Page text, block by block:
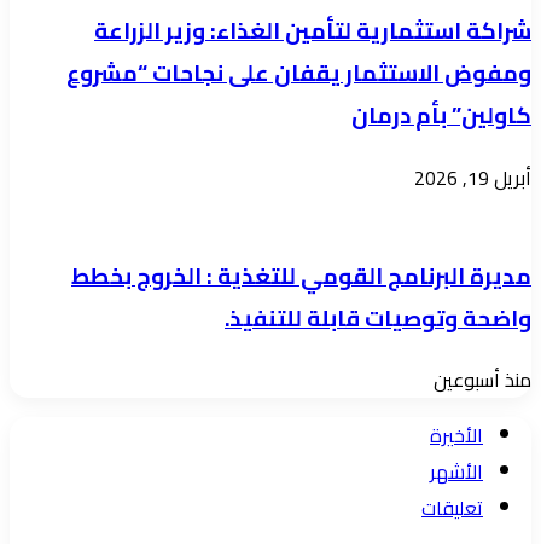
شراكة استثمارية لتأمين الغذاء: وزير الزراعة
ومفوض الاستثمار يقفان على نجاحات “مشروع
كاولين” بأم درمان
أبريل 19, 2026
مديرة البرنامج القومي للتغذية : الخروج بخطط
واضحة وتوصيات قابلة للتنفيذ.
منذ أسبوعين
الأخيرة
الأشهر
تعليقات